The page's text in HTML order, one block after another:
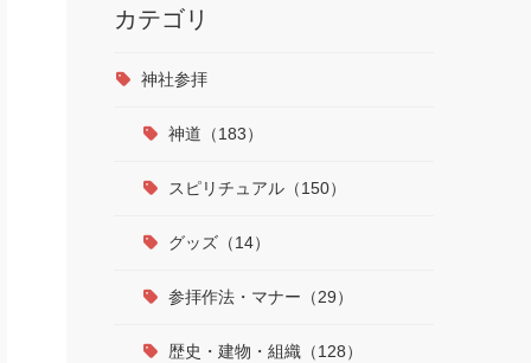
カテゴリ
神社参拝
神道（183）
スピリチュアル（150）
グッズ（14）
参拝作法・マナー（29）
歴史・建物・組織（128）